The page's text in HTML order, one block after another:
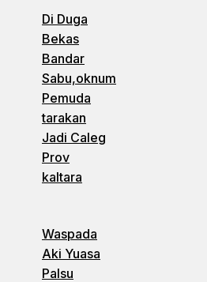
Di Duga
Bekas
Bandar
Sabu,oknum
Pemuda
tarakan
Jadi Caleg
Prov
kaltara
Waspada
Aki Yuasa
Palsu